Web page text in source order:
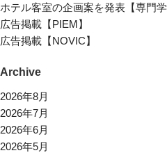
ホテル客室の企画案を発表【専門
広告掲載【PIEM】
広告掲載【NOVIC】
Archive
2026年8月
2026年7月
2026年6月
2026年5月